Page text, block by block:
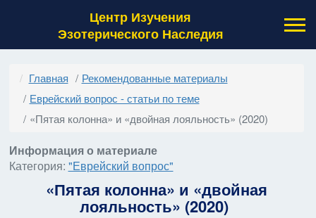
Центр Изучения
Эзотерического Наследия
Главная
Рекомендованные материалы
Еврейский вопрос - статьи по теме
«Пятая колонна» и «двойная лояльность» (2020)
Информация о материале
Категория: "Еврейский вопрос"
«Пятая колонна» и «двойная
лояльность» (2020)